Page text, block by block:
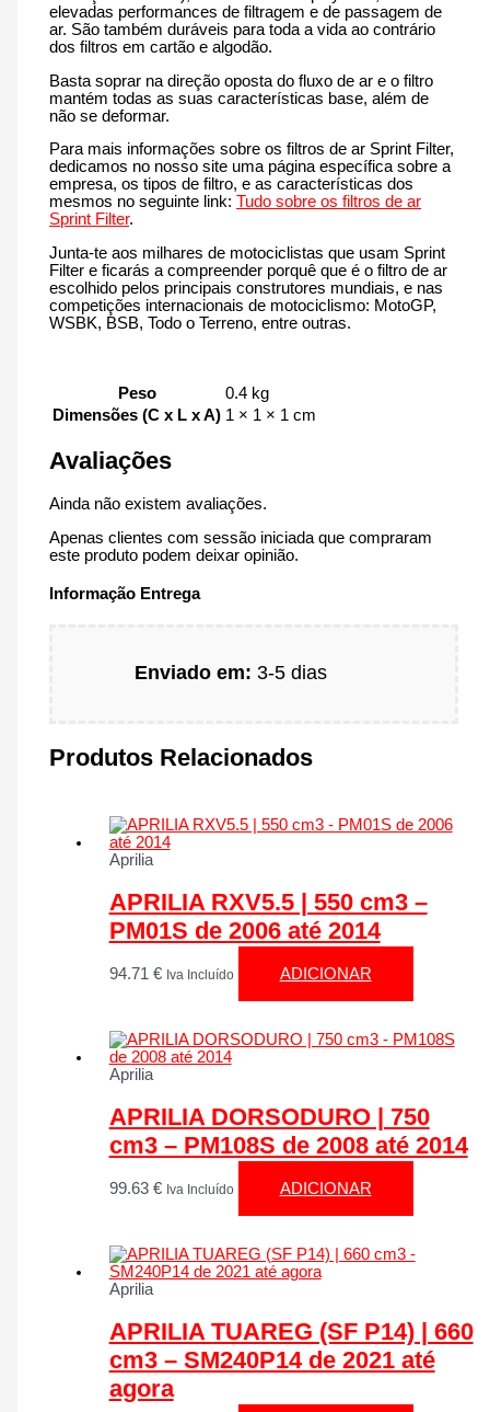
elevadas performances de filtragem e de passagem de
ar. São também duráveis para toda a vida ao contrário
dos filtros em cartão e algodão.
Basta soprar na direção oposta do fluxo de ar e o filtro
mantém todas as suas características base, além de
não se deformar.
Para mais informações sobre os filtros de ar Sprint Filter,
dedicamos no nosso site uma página específica sobre a
empresa, os tipos de filtro, e as características dos
mesmos no seguinte link:Tudo sobre os filtros de ar
Sprint Filter.
Junta-te aos milhares de motociclistas que usam Sprint
Filter e ficarás a compreender porquê que é o filtro de ar
escolhido pelos principais construtores mundiais, e nas
competições internacionais de motociclismo: MotoGP,
WSBK, BSB, Todo o Terreno, entre outras.
Peso
0.4 kg
Dimensões (C x L x A) 1 × 1 × 1 cm
Avaliações
Ainda não existem avaliações.
Apenas clientes com sessão iniciada que compraram
este produto podem deixar opinião.
Informação Entrega
Enviado em: 3-5 dias
Produtos Relacionados
Aprilia
APRILIA RXV5.5 | 550 cm3 –
PM01S de 2006 até 2014
94.71 € Iva Incluído ADICIONAR
Aprilia
APRILIA DORSODURO | 750
cm3 – PM108S de 2008 até 2014
99.63 € Iva Incluído ADICIONAR
Aprilia
APRILIA TUAREG (SF P14) | 660
cm3 – SM240P14 de 2021 até
agora